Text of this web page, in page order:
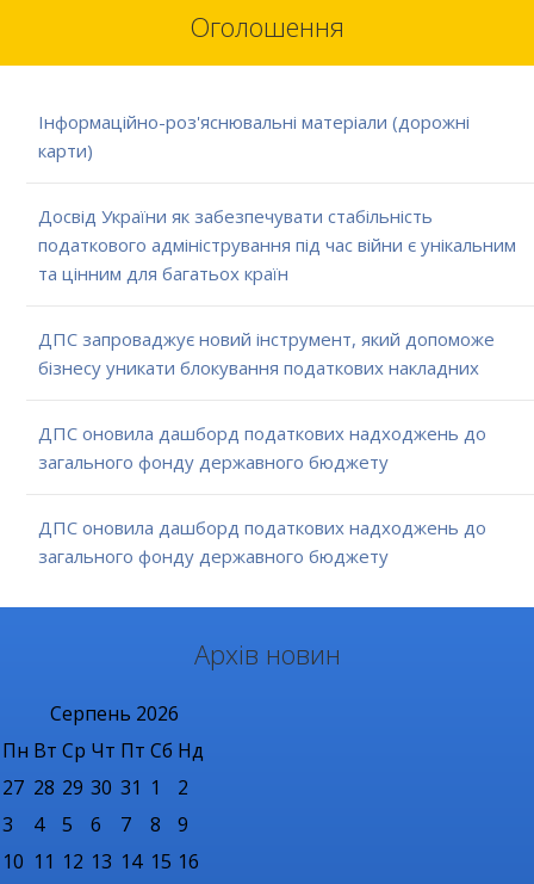
Оголошення
Інформаційно-роз'яснювальні матеріали (дорожні
карти)
Досвід України як забезпечувати стабільність
податкового адміністрування під час війни є унікальним
та цінним для багатьох країн
ДПС запроваджує новий інструмент, який допоможе
бізнесу уникати блокування податкових накладних
ДПС оновила дашборд податкових надходжень до
загального фонду державного бюджету
ДПС оновила дашборд податкових надходжень до
загального фонду державного бюджету
Архів новин
Серпень 2026
Пн Вт Ср Чт Пт Сб Нд
27 28 29 30 31 1
2
3
4 5 6 7 8
9
10 11 12 13 14 15 16